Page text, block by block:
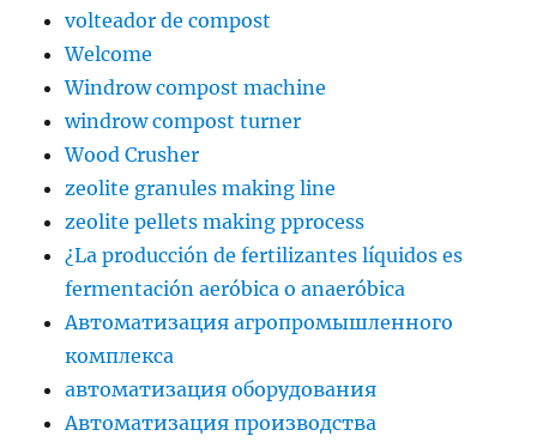
volteador de compost
Welcome
Windrow compost machine
windrow compost turner
Wood Crusher
zeolite granules making line
zeolite pellets making pprocess
¿La producción de fertilizantes líquidos es
fermentación aeróbica o anaeróbica
Автоматизация агропромышленного
комплекса
автоматизация оборудования
Автоматизация производства